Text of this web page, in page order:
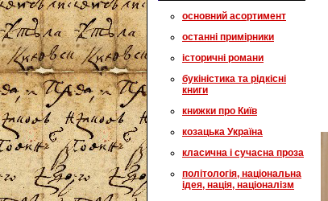
основний асортимент
останні примірники
історичні романи
букіністика та рідкісні
книги
книжки про Київ
козацька Україна
класична і сучасна проза
політологія, національна
ідея, нація, націоналізм